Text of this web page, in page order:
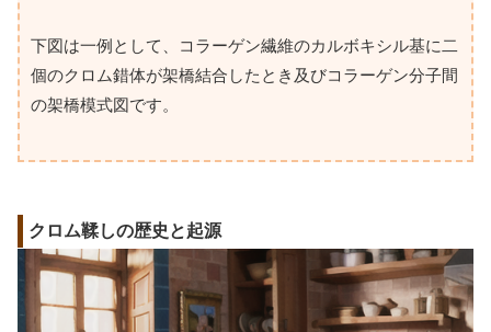
下図は一例として、コラーゲン繊維のカルボキシル基に二
個のクロム錯体が架橋結合したとき及びコラーゲン分子間
の架橋模式図です。
クロム鞣しの歴史と起源